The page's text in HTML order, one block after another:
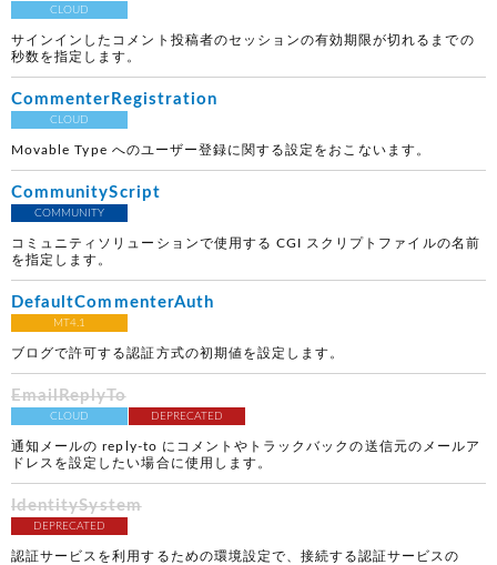
CLOUD
サインインしたコメント投稿者のセッションの有効期限が切れるまでの
秒数を指定します。
CommenterRegistration
CLOUD
Movable Type へのユーザー登録に関する設定をおこないます。
CommunityScript
COMMUNITY
コミュニティソリューションで使用する CGI スクリプトファイルの名前
を指定します。
DefaultCommenterAuth
MT4.1
ブログで許可する認証方式の初期値を設定します。
EmailReplyTo
CLOUD DEPRECATED
通知メールの reply-to にコメントやトラックバックの送信元のメールア
ドレスを設定したい場合に使用します。
IdentitySystem
DEPRECATED
認証サービスを利用するための環境設定で、接続する認証サービスの